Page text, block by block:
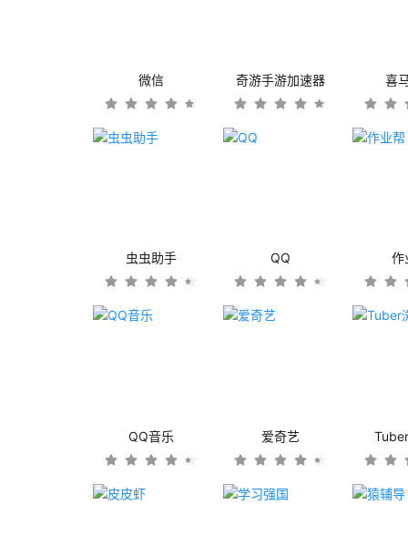
微信 奇游手游加速器 喜
虫虫助手 QQ 作
QQ音乐 爱奇艺